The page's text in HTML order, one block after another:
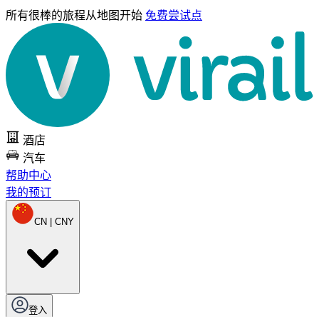
所有很棒的旅程从地图开始 免费尝试点
酒店
汽车
帮助中心
我的预订
CN | CNY
登入